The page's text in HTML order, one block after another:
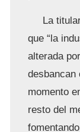
La
que “la
alterada
desbancan
momento
resto del